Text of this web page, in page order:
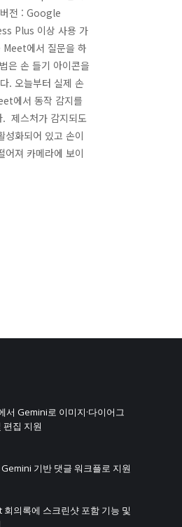
전 : Google
Plus 이상 사용 가
에서 질문을 하
은 손 들기 아이콘을
. 오늘부터 실제 손
에서 동작 감지를
제스처가 감지되도
성화되어 있고 손이
어져 카메라에 보이
Gemini로 이미지·다이어그
편집 지원
기반 댓글 워크플로 지원
의록에 스크린샷 포함 기능 및